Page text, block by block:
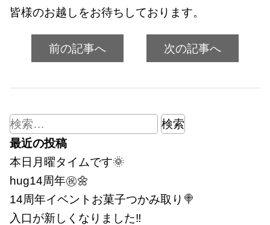
皆様のお越しをお待ちしております。
前の記事へ 次の記事へ
検
索:
最近の投稿
本日月曜タイムです🌞
hug14周年㊗🌼
14周年イベントお菓子つかみ取り🍭
入口が新しくなりました‼